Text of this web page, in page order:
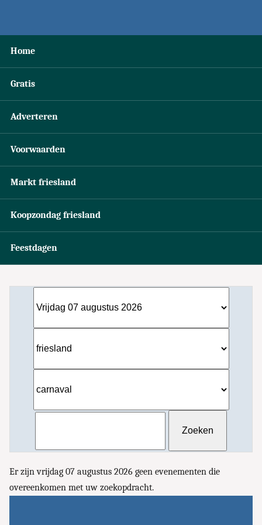
Home
Gratis
Adverteren
Voorwaarden
Markt friesland
Koopzondag friesland
Feestdagen
Er zijn vrijdag 07 augustus 2026 geen evenementen die
overeenkomen met uw zoekopdracht.